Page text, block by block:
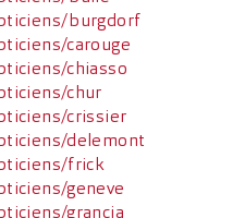
burgdorf
carouge
chiasso
chur
crissier
delemont
frick
geneve
grancia